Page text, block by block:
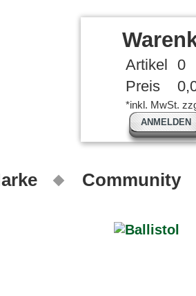
Artikel 0
Preis
*inkl. MwSt.
ANMELDEN
Community